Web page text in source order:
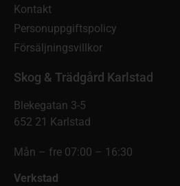
Kontakt
Personuppgiftspolicy
Försäljningsvillkor
Skog & Trädgård Karlstad
Blekegatan 3-5
652 21 Karlstad
Mån – fre 07:00 – 16:30
Verkstad